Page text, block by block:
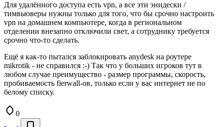
Для удалённого доступа есть vpn, а все эти энидески /
тимвьюверы нужны только для того, что бы срочно настроить
vpn на домашнем компьютере, когда в региональном
отделении внезапно отключили свет, а сотруднику требуется
срочно что-то сделать.
Ещё я как-то пытался заблокировать anydesk на роутере
mikrotik - не справился :-) Так что у больших игроков тут в
любом случае преимущество - размер программы, скорость,
пробиваемость fierwall-ов, только если у вас интернет не по
белому списку.
0